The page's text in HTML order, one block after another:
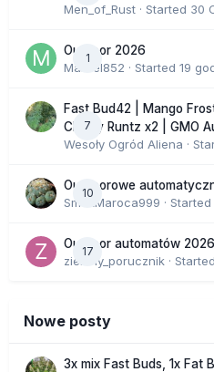
Men_of_Rust · Started 30
1
Outdoor 2026
Marcel852 · Started 19
7
Fast Bud42 | Mango
Cherry Runtz x2 | GMO
Wesoły Ogród Aliena ·
10
Outdoorowe
SmakMaroca999 · Started
17
Outdoor automatów 2026
zielony_porucznik · Started
Nowe posty
3x mix Fast Buds, 1x Fat